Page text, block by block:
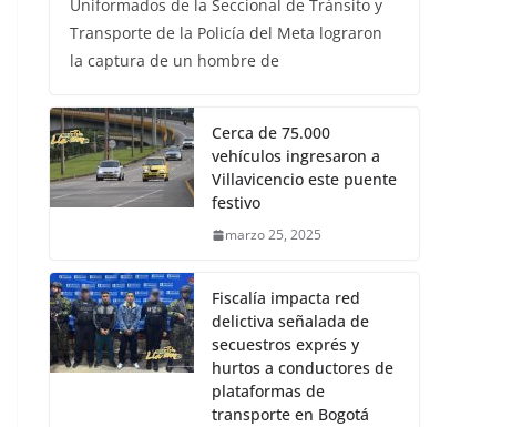
Uniformados de la Seccional de Tránsito y
Transporte de la Policía del Meta lograron
la captura de un hombre de
Cerca de 75.000
vehículos ingresaron a
Villavicencio este puente
festivo
marzo 25, 2025
Fiscalía impacta red
delictiva señalada de
secuestros exprés y
hurtos a conductores de
plataformas de
transporte en Bogotá